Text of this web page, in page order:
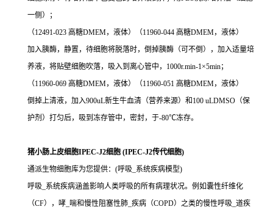
一侧）；
（12491-023 高糖DMEM，液体）（11960-044 高糖DMEM，液体）
加入胰酶，静置，待细胞将脱落时，倒掉胰酶（可不倒），加入适量培
养液，将贴壁细胞吹落，吸入到离心管中，1000r.min-1×5min；
（11960-069 高糖DMEM，液体）（11960-051 高糖DMEM，液体）
倒掉上清液，加入900uL新生牛血清（营养来源）和100 uLDMSO（保
护剂）打匀后，吸到冻存管中，密封，于-80℃冻存。
猪小肠上皮细胞IPEC-J2细胞 (IPEC-J2传代细胞)
通派生物细胞库为您提供：(呼吸_系统疾病模型)
呼吸_系统疾病涵盖影响人类呼吸的所有病理状况。例如囊性纤维化
（CF），哮_喘和慢性阻塞性肺_疾病（COPD）之类的慢性呼吸_道疾